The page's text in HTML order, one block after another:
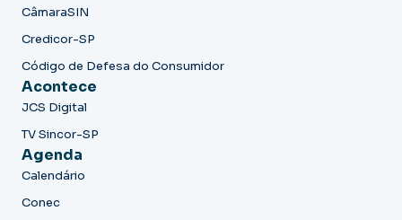
CâmaraSIN
Credicor-SP
Código de Defesa do Consumidor
Acontece
JCS Digital
TV Sincor-SP
Agenda
Calendário
Conec